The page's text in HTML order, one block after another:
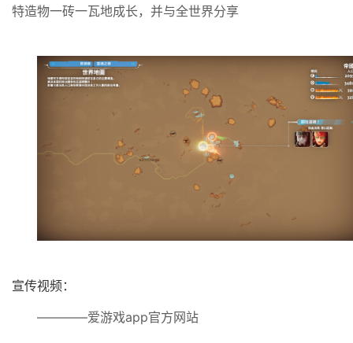
特造物一砖一瓦地成长，并与全世界分享
宣传视频：
————爱游戏app官方网站